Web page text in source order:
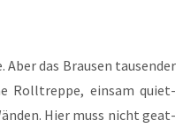
Aber das Brau­sen tau­sen­der
Roll­trep­pe, ein­sam quiet­
Hier muss nicht geat­